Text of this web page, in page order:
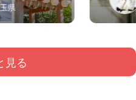
葉県 埼玉県
見る